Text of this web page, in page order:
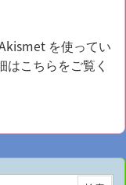
を使ってい
はこちらをご覧く